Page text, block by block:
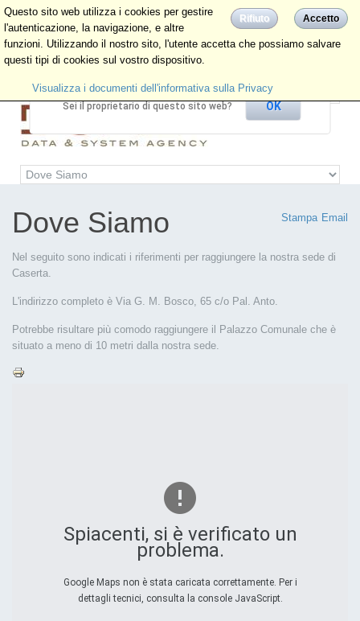
Email
Stampa
Dove Siamo
Nel seguito sono indicati i riferimenti per raggiungere la nostra sede di
Caserta.
L'indirizzo completo è Via G. M. Bosco, 65 c/o Pal. Anto.
Potrebbe risultare più comodo raggiungere il Palazzo Comunale che è
situato a meno di 10 metri dalla nostra sede.
Spiacenti, si è verificato un
problema.
Google Maps non è stata caricata correttamente. Per i
dettagli tecnici, consulta la console JavaScript.
Questa pagina non carica correttamente Google
Maps.
Sei il proprietario di questo sito web? OK
Accetto
Rifiuto
Questo sito web utilizza i cookies per gestire
l'autenticazione, la navigazione, e altre
funzioni. Utilizzando il nostro sito, l'utente accetta che possiamo salvare
questi tipi di cookies sul vostro dispositivo.
Visualizza i documenti dell'informativa sulla Privacy